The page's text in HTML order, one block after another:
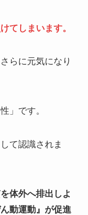
てしまいます。
らに元気になり
」です。
て認識されま
体外へ排出しよ
動運動』が促進